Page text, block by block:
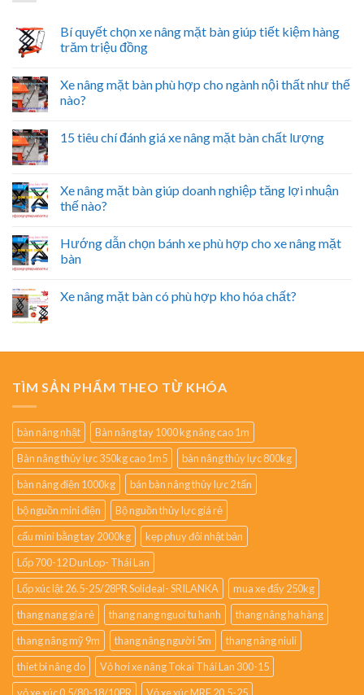
Bí quyết chọn xe nâng mặt bàn giúp tiết kiệm hàng
trăm triệu đồng
Xe nâng mặt bàn phù hợp cho ngành nội thất như thế
nào?
15 tiêu chí đánh giá xe nâng mặt bàn chất lượng
Xe nâng mặt bàn giúp doanh nghiệp tăng lợi nhuận
thế nào?
Hướng dẫn chọn bánh xe phù hợp cho xe nâng mặt
bàn
Xe nâng mặt bàn có phù hợp kho hóa chất?
TÌM SẢN PHẨM THEO TỪ KHÓA
bàn nâng nhật
Bàn nâng tay 1000 kg nâng cao 1m
Bàn nâng thủy lực 350kg cao 1m5
bàn nâng thủy lực 800kg
bàn nâng điện 1000kg
bán bàn nâng thủy lực 2 tấn
bộ nguồn mini điện
Bộ nguồn thủy lực giá rẻ
cẩu mini bằng tay 2000kg
kẹp phuy đôi nhật bản
Lốp 700-12 DunLop- Thái Lan
Lốp xúc lật 26.5-25/28PR Solideal- SRILANKA
mua xe đẩy 250kg
thang nang gia rẻ
thang nang nguoi tu hanh
thang nâng hạ hàng
thang nâng mỹ 9m
thang nâng người 5m
thang nâng niuli
thiet bi nâng do
Vỏ hơi xe nâng Tokai Thái Lan 300-15